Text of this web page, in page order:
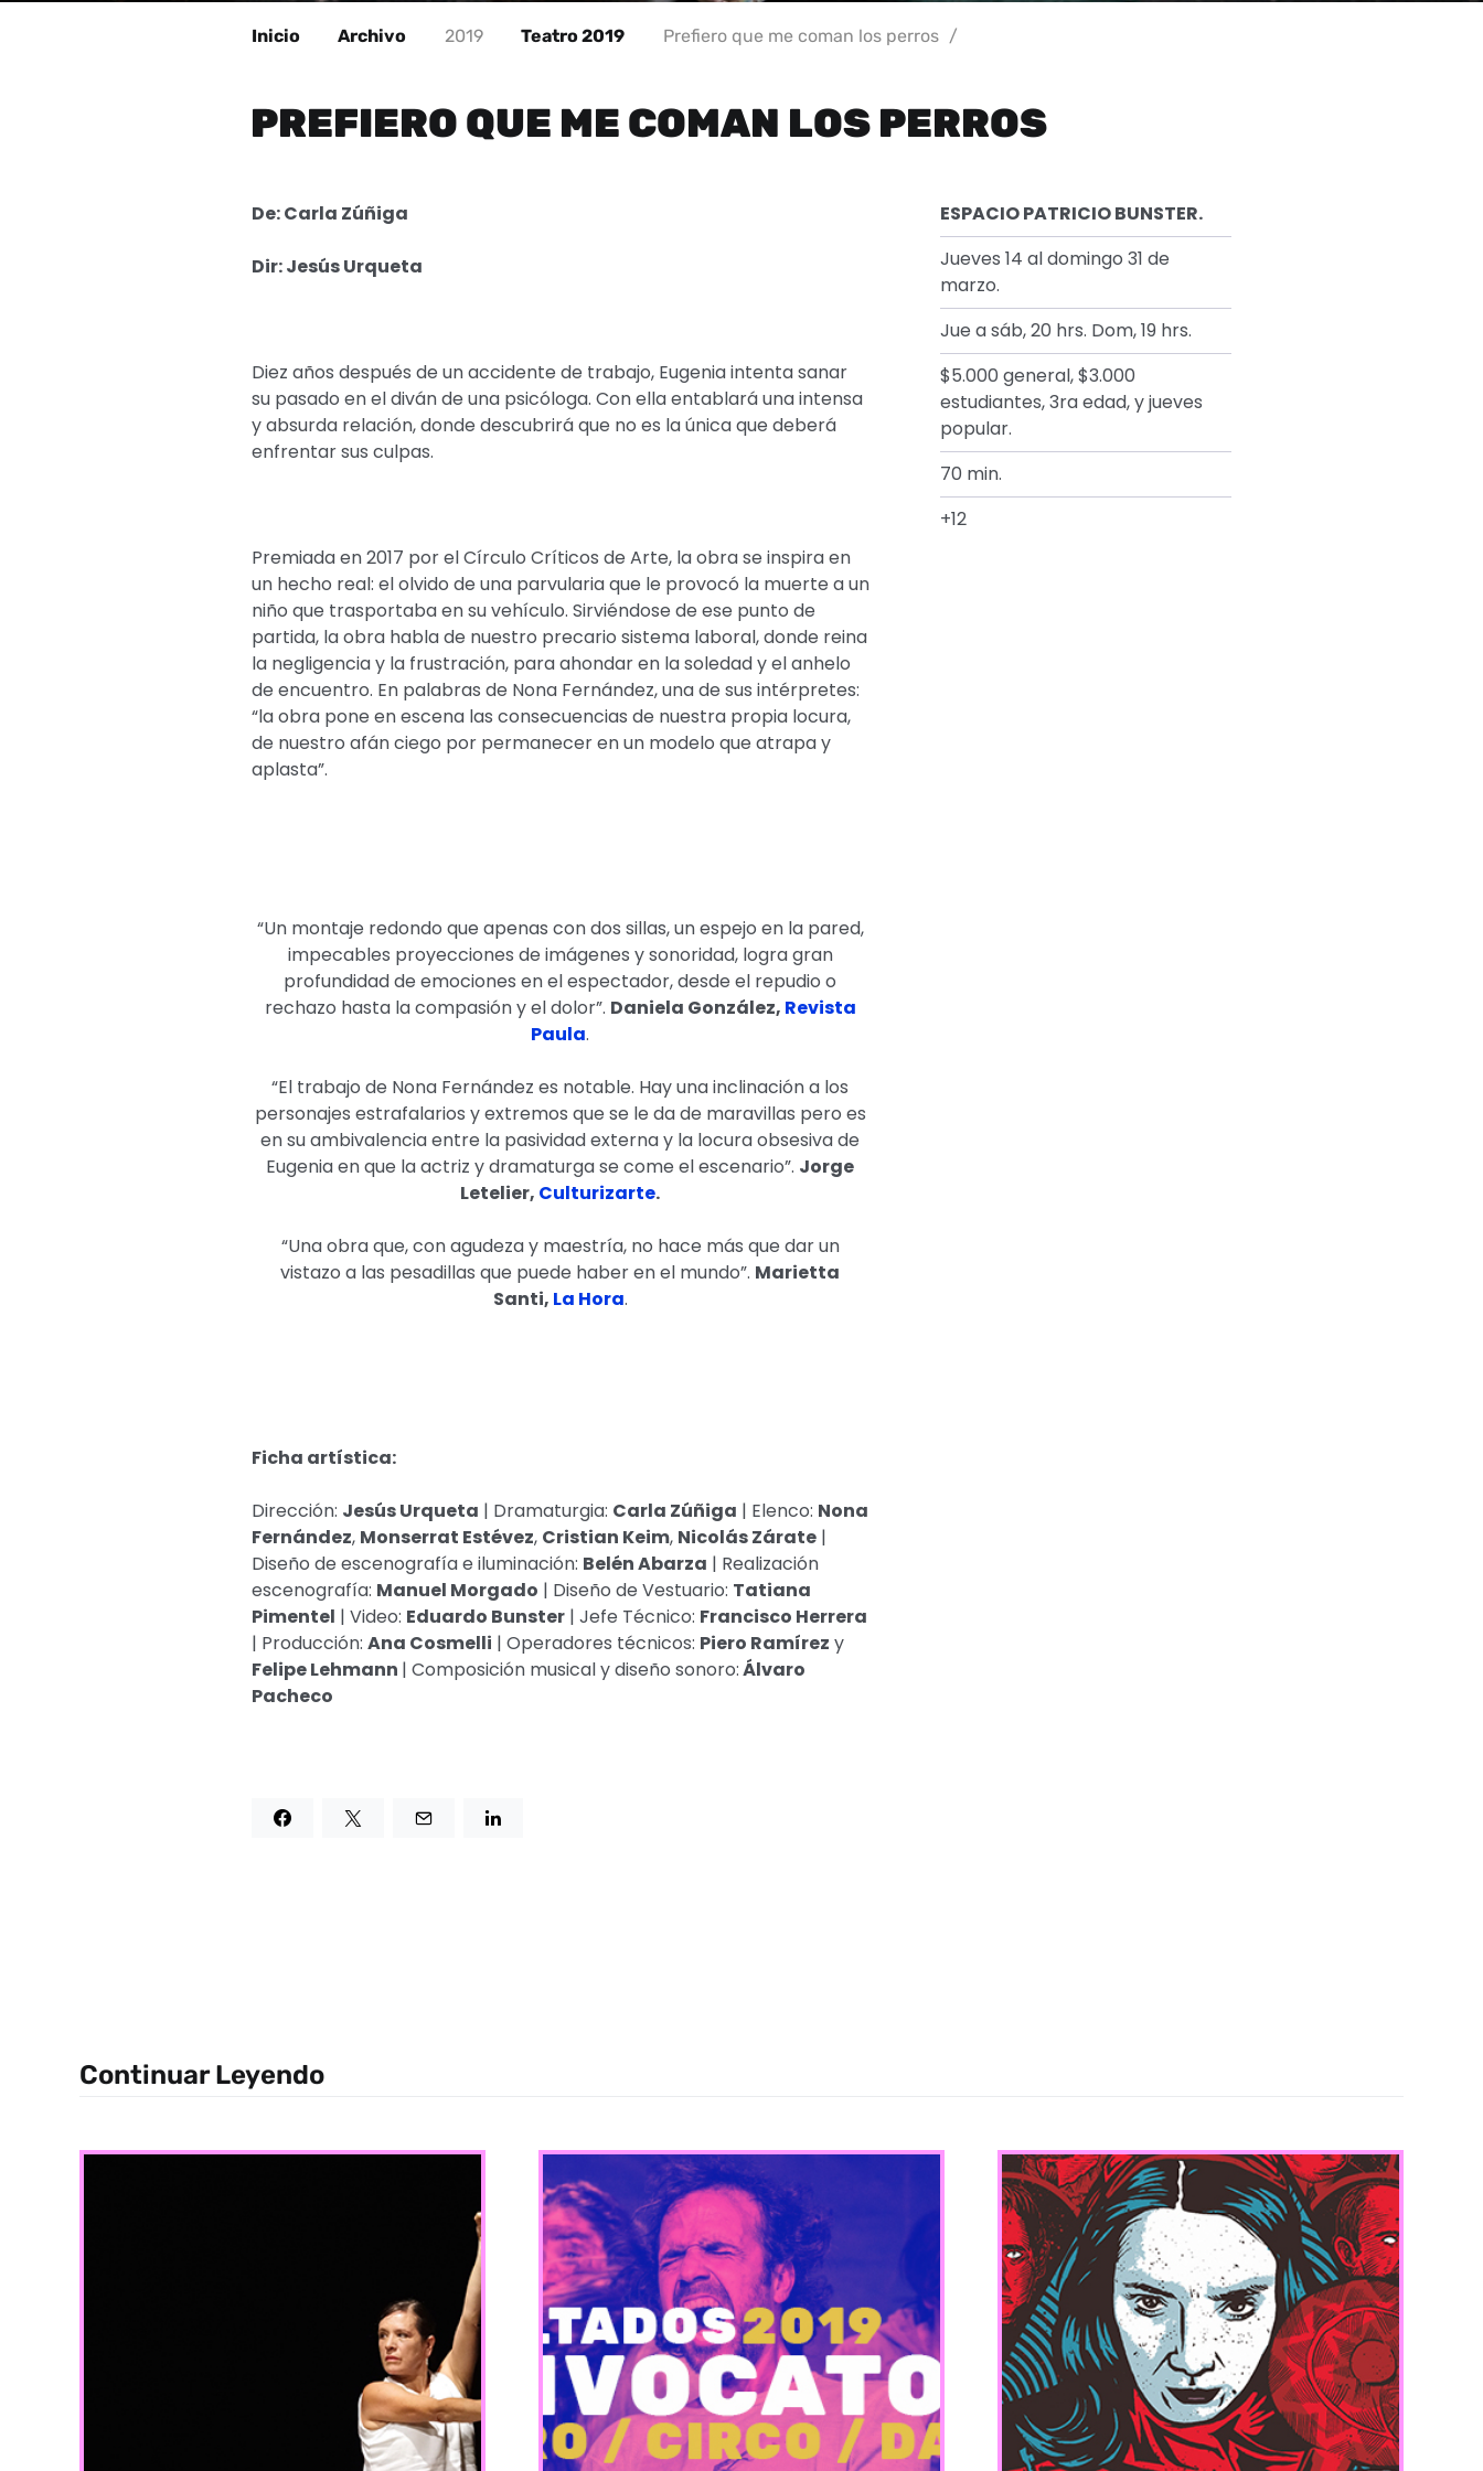
Inicio Archivo 2019 Teatro 2019 Prefiero que me coman los perros /
PREFIERO QUE ME COMAN LOS PERROS
De: Carla Zúñiga
Dir: Jesús Urqueta
Diez años después de un accidente de trabajo, Eugenia intenta sanar
su pasado en el diván de una psicóloga. Con ella entablará una intensa
y absurda relación, donde descubrirá que no es la única que deberá
enfrentar sus culpas.
Premiada en 2017 por el Círculo Críticos de Arte, la obra se inspira en
un hecho real: el olvido de una parvularia que le provocó la muerte a un
niño que trasportaba en su vehículo. Sirviéndose de ese punto de
partida, la obra habla de nuestro precario sistema laboral, donde reina
la negligencia y la frustración, para ahondar en la soledad y el anhelo
de encuentro. En palabras de Nona Fernández, una de sus intérpretes:
“la obra pone en escena las consecuencias de nuestra propia locura,
de nuestro afán ciego por permanecer en un modelo que atrapa y
aplasta”.
“Un montaje redondo que apenas con dos sillas, un espejo en la pared,
impecables proyecciones de imágenes y sonoridad, logra gran
profundidad de emociones en el espectador, desde el repudio o
rechazo hasta la compasión y el dolor”. Daniela González, Revista
Paula.
“El trabajo de Nona Fernández es notable. Hay una inclinación a los
personajes estrafalarios y extremos que se le da de maravillas pero es
en su ambivalencia entre la pasividad externa y la locura obsesiva de
Eugenia en que la actriz y dramaturga se come el escenario”. Jorge
Letelier, Culturizarte.
“Una obra que, con agudeza y maestría, no hace más que dar un
vistazo a las pesadillas que puede haber en el mundo”. Marietta
Santi, La Hora.
Ficha artística:
Dirección: Jesús Urqueta | Dramaturgia: Carla Zúñiga | Elenco: Nona
Fernández, Monserrat Estévez, Cristian Keim, Nicolás Zárate |
Diseño de escenografía e iluminación: Belén Abarza | Realización
escenografía: Manuel Morgado | Diseño de Vestuario: Tatiana
Pimentel | Video: Eduardo Bunster | Jefe Técnico: Francisco Herrera
| Producción: Ana Cosmelli | Operadores técnicos: Piero Ramírez y
Felipe Lehmann | Composición musical y diseño sonoro:Álvaro
Pacheco
ESPACIO PATRICIO BUNSTER.
Jueves 14 al domingo 31 de
marzo.
Jue a sáb, 20 hrs. Dom, 19 hrs.
$5.000 general, $3.000
estudiantes, 3ra edad, y jueves
popular.
70 min.
+12
Continuar Leyendo